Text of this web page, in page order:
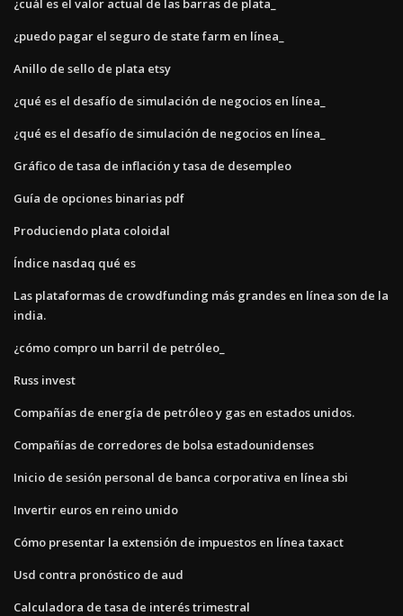
¿cuál es el valor actual de las barras de plata_
¿puedo pagar el seguro de state farm en línea_
Anillo de sello de plata etsy
¿qué es el desafío de simulación de negocios en línea_
¿qué es el desafío de simulación de negocios en línea_
Gráfico de tasa de inflación y tasa de desempleo
Guía de opciones binarias pdf
Produciendo plata coloidal
Índice nasdaq qué es
Las plataformas de crowdfunding más grandes en línea son de la
india.
¿cómo compro un barril de petróleo_
Russ invest
Compañías de energía de petróleo y gas en estados unidos.
Compañías de corredores de bolsa estadounidenses
Inicio de sesión personal de banca corporativa en línea sbi
Invertir euros en reino unido
Cómo presentar la extensión de impuestos en línea taxact
Usd contra pronóstico de aud
Calculadora de tasa de interés trimestral